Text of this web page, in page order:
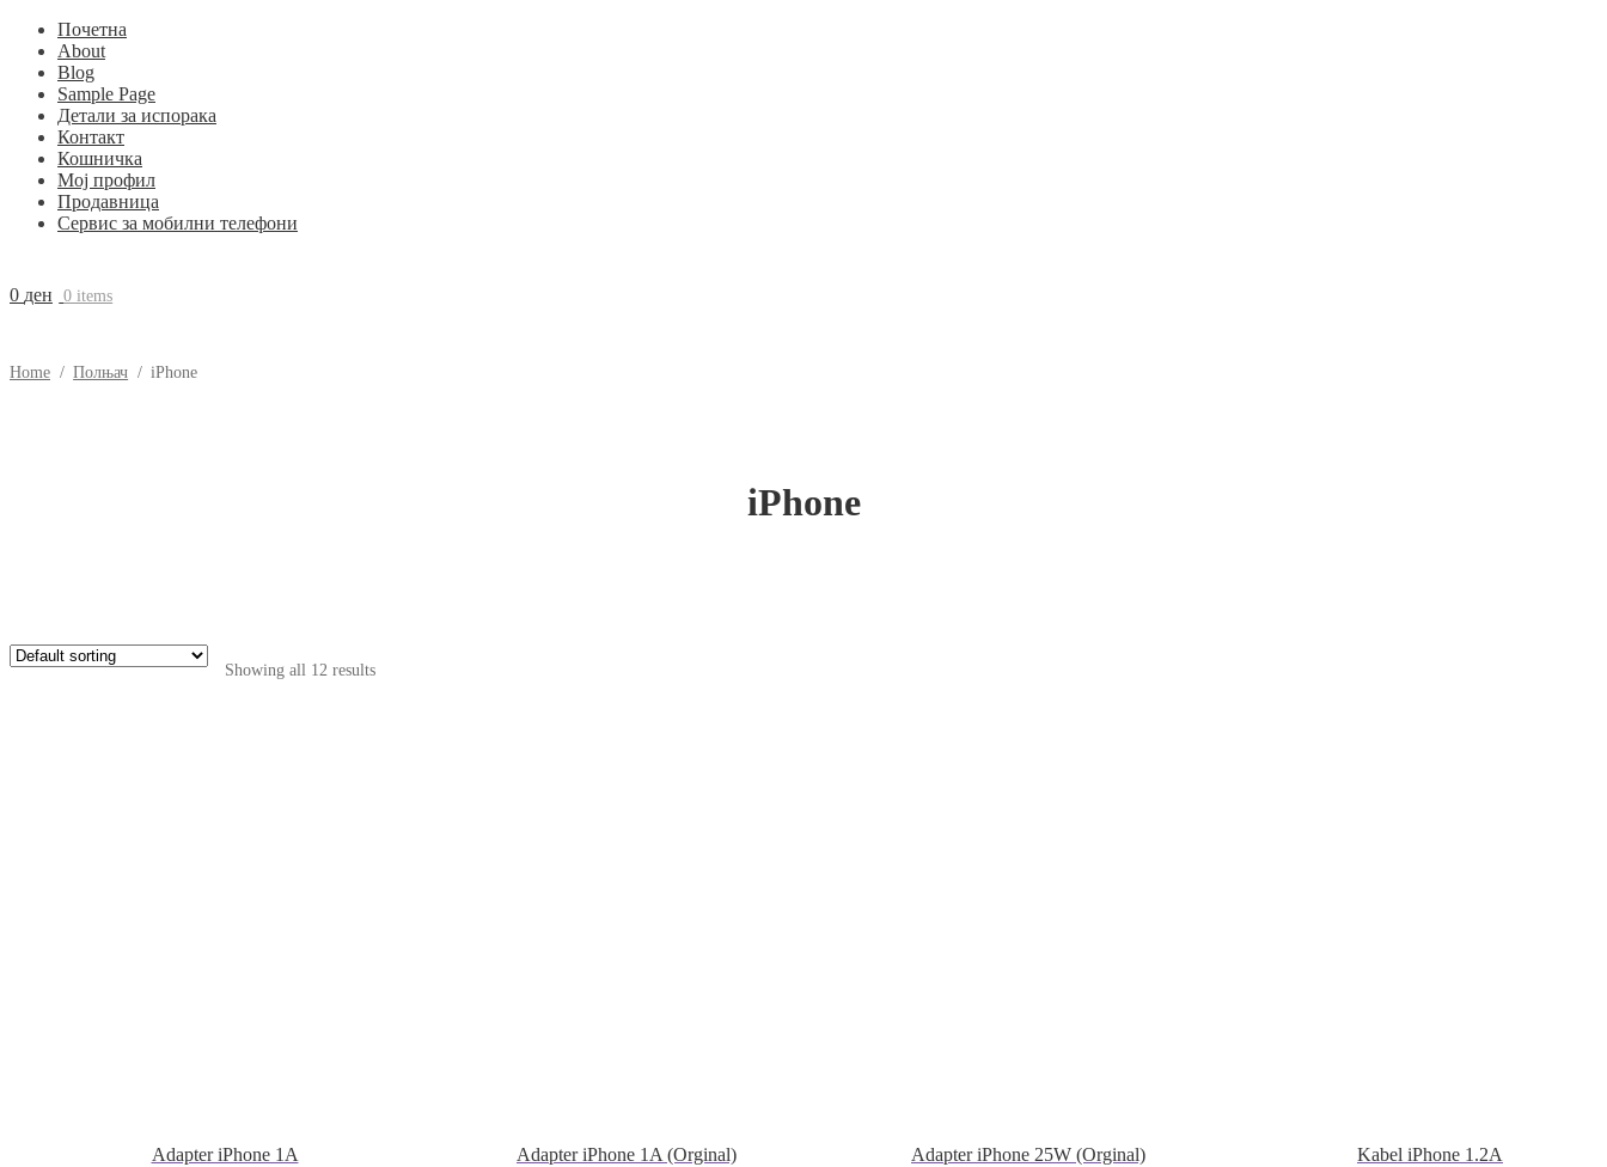
Почетна
About
Blog
Sample Page
Детали за испорака
Контакт
Кошничка
Мој профил
Продавница
Сервис за мобилни телефони
0 ден 0 items
Home / Полњач / iPhone
iPhone
Showing all 12 results
Adapter iPhone 1A Adapter iPhone 1A (Orginal) Adapter iPhone 25W (Orginal) Kabel iPhone 1.2A